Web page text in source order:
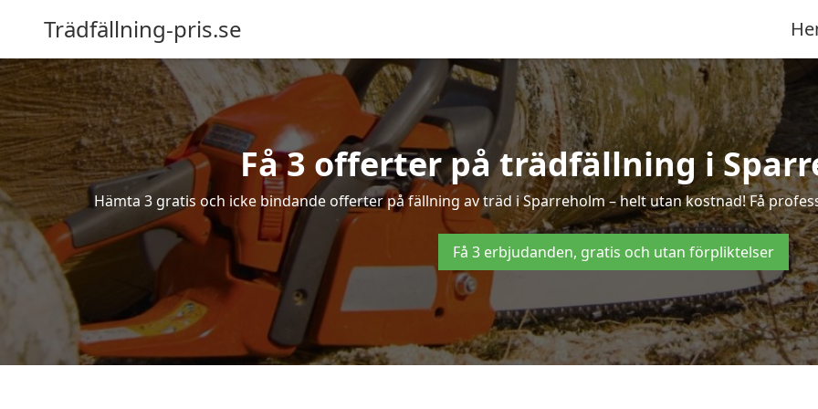
Trädfällning-pris.se
Få 3 offerter på trädfällning i
Hämta 3 gratis och icke bindande offerter på fällning av träd i Sparreholm – helt utan kostnad! Få
Få 3 erbjudanden, gratis och utan förpliktelser